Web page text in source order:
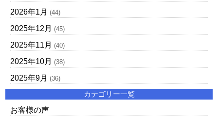
2026年1月 (44)
2025年12月 (45)
2025年11月 (40)
2025年10月 (38)
2025年9月 (36)
カテゴリー一覧
お客様の声